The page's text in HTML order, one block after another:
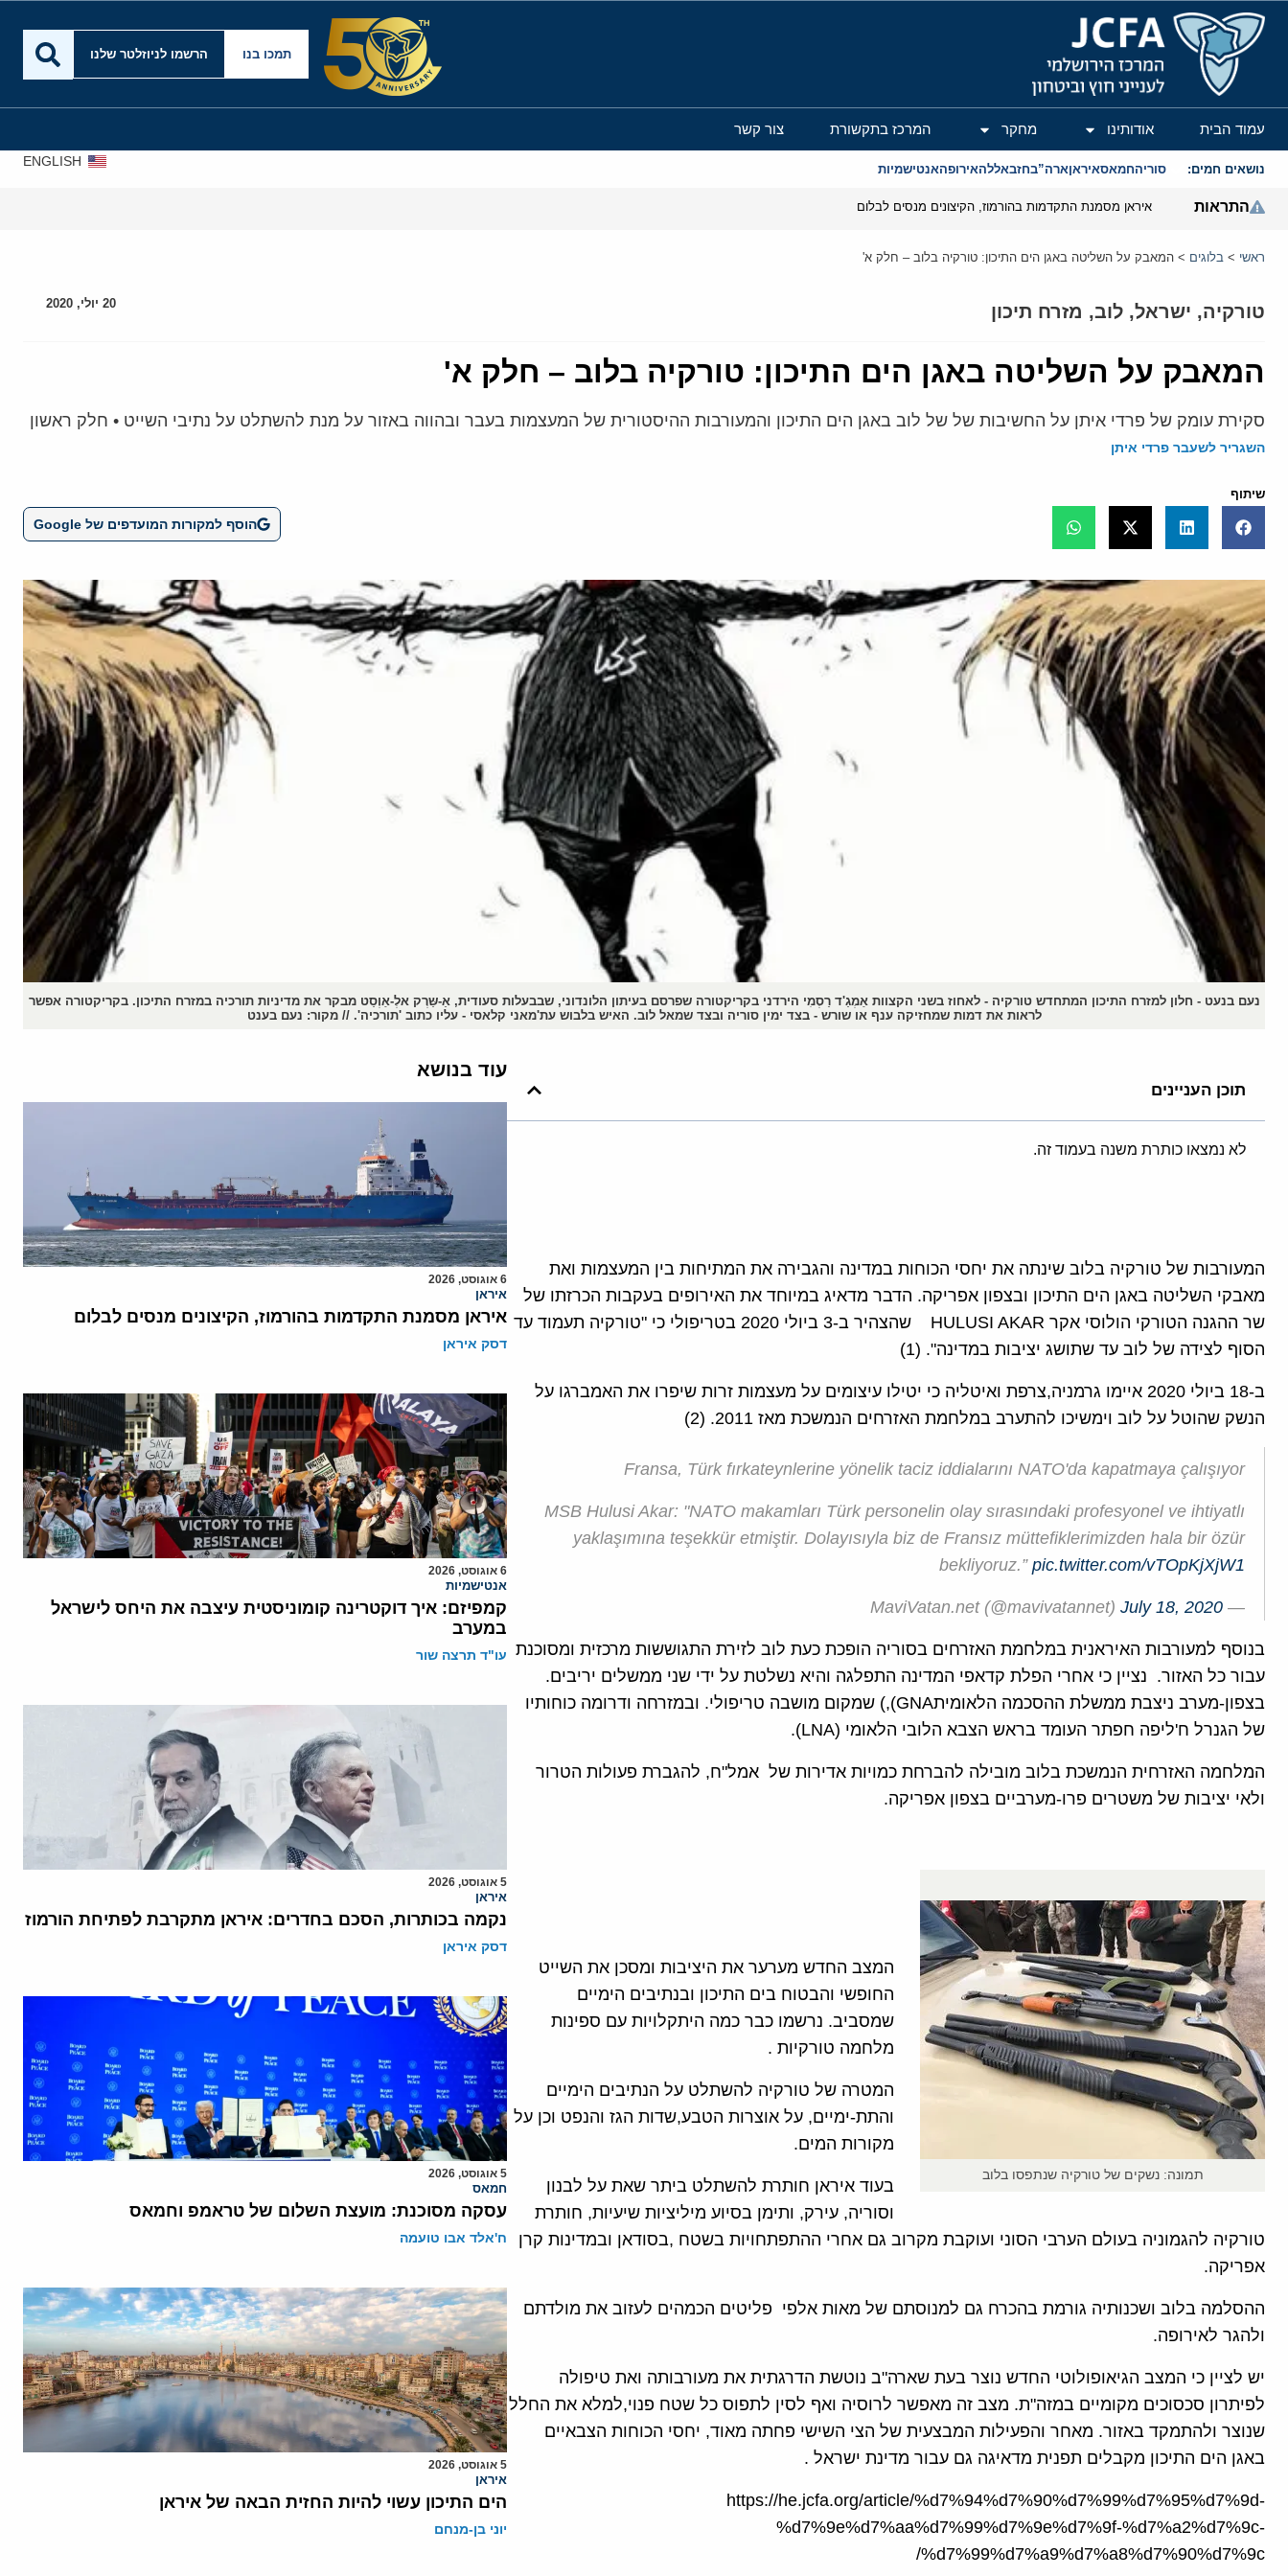
המרכז הירושלמי לענייני חוץ וביטחון
תמכו בנו הרשמו לניוזלטר שלנו
עמוד הבית אודותינו מחקר המרכז בתקשורת צור קשר
נושאים חמים: סוריהחמאסאיראןארה”בחזבאללהאירופהאנטישמיות
ENGLISH
התראות איראן מסמנת התקדמות בהורמוז, הקיצונים מנסים לבלום
ראשי > בלוגים > המאבק על השליטה באגן הים התיכון: טורקיה בלוב – חלק א'
טורקיה, ישראל, לוב, מזרח תיכון 20 יולי, 2020
המאבק על השליטה באגן הים התיכון: טורקיה בלוב – חלק א'
סקירת עומק של פרדי איתן על החשיבות של של לוב באגן הים התיכון והמעורבות ההיסטורית של המעצמות בעבר ובהווה באזור על מנת להשתלט על נתיבי השייט • חלק ראשון
השגריר לשעבר פרדי איתן
שיתוף
הוסף למקורות המועדפים של Google
נעם בנעט - חלון למזרח התיכון המתחדש טורקיה - לאחוז בשני הקצוות אַמְגַ'ד רַסְמִי הירדני בקריקטורה שפרסם בעיתון הלונדוני, שבבעלות סעודית, אַ-שַּרְק אלְ-אַוְסַט מבקר את מדיניות תורכיה במזרח התיכון. בקריקטורה אפשר
לראות את דמות שמחזיקה ענף או שורש - בצד ימין סוריה ובצד שמאל לוב. האיש בלבוש עת'מאני קלאסי - עליו כתוב 'תורכיה'. // מקור: נעם בענט
תוכן העניינים
לא נמצאו כותרת משנה בעמוד זה.
המעורבות של טורקיה בלוב שינתה את יחסי הכוחות במדינה והגבירה את המתיחות בין המעצמות ואת
מאבקי השליטה באגן הים התיכון ובצפון אפריקה. הדבר מדאיג במיוחד את האירופים בעקבות הכרזתו של
שר ההגנה הטורקי הולוסי אקר HULUSI AKAR שהצהיר ב-3 ביולי 2020 בטריפולי כי "טורקיה תעמוד עד
הסוף לצידה של לוב עד שתושג יציבות במדינה". (1)
ב-18 ביולי 2020 איימו גרמניה,צרפת ואיטליה כי יטילו עיצומים על מעצמות זרות שיפרו את האמברגו על
הנשק שהוטל על לוב וימשיכו להתערב במלחמת האזרחים הנמשכת מאז 2011. (2)
Fransa, Türk fırkateynlerine yönelik taciz iddialarını NATO'da kapatmaya çalışıyor
MSB Hulusi Akar: "NATO makamları Türk personelin olay sırasındaki profesyonel ve ihtiyatlı
yaklaşımına teşekkür etmiştir. Dolayısıyla biz de Fransız müttefiklerimizden hala bir özür
bekliyoruz.” pic.twitter.com/vTOpKjXjW1
— MaviVatan.net (@mavivatannet)
July 18, 2020
בנוסף למעורבות האיראנית במלחמת האזרחים בסוריה הופכת כעת לוב לזירת התגוששות מרכזית ומסוכנת
עבור כל האזור. נציין כי אחרי הפלת קדאפי המדינה התפלגה והיא נשלטת על ידי שני ממשלים יריבים.
בצפון-מערב ניצבת ממשלת ההסכמה הלאומיתGNA),) שמקום מושבה טריפולי. ובמזרחה ודרומה כוחותיו
של הגנרל ח'ליפה חפתר העומד בראש הצבא הלובי הלאומי (LNA).
המלחמה האזרחית הנמשכת בלוב מובילה להברחת כמויות אדירות של אמל"ח, להגברת פעולות הטרור
ולאי יציבות של משטרים פרו-מערביים בצפון אפריקה.
תמונה: נשקים של טורקיה שנתפסו בלוב
המצב החדש מערער את היציבות ומסכן את השייט
החופשי והבטוח בים התיכון ובנתיבים הימיים
שמסביב. נרשמו כבר כמה היתקלויות עם ספינות
מלחמה טורקיות .
המטרה של טורקיה להשתלט על הנתיבים הימיים
והתת-ימיים, על אוצרות הטבע,שדות הגז והנפט וכן על
מקורות המים.
בעוד איראן חותרת להשתלט ביתר שאת על לבנון
וסוריה, עירק, ותימן בסיוע מיליציות שיעיות, חותרת
טורקיה להגמוניה בעולם הערבי הסוני ועוקבת מקרוב גם אחרי ההתפתחויות בשטח ,בסודאן ובמדינות קרן
אפריקה.
ההסלמה בלוב ושכנותיה גורמת בהכרח גם למנוסתם של מאות אלפי פליטים הכמהים לעזוב את מולדתם
ולהגר לאירופה.
יש לציין כי המצב הגיאופולוטי החדש נוצר בעת שארה"ב נוטשת הדרגתית את מעורבותה ואת טיפולה
לפיתרון סכסוכים מקומיים במזה"ת. מצב זה מאפשר לרוסיה ואף לסין לתפוס כל שטח פנוי,למלא את החלל
שנוצר ולהתמקד באזור. מאחר והפעילות המבצעית של הצי השישי פחתה מאוד, יחסי הכוחות הצבאיים
באגן הים התיכון מקבלים תפנית מדאיגה גם עבור מדינת ישראל .
https://he.jcfa.org/article/%d7%94%d7%90%d7%99%d7%95%d7%9d-
%d7%9e%d7%aa%d7%99%d7%9e%d7%9f-%d7%a2%d7%9c-
%d7%99%d7%a9%d7%a8%d7%90%d7%9c/
עוד בנושא
6 אוגוסט, 2026
איראן
איראן מסמנת התקדמות בהורמוז, הקיצונים מנסים לבלום
דסק איראן
6 אוגוסט, 2026
אנטישמיות
קמפיזם: איך דוקטרינה קומוניסטית עיצבה את היחס לישראל
במערב
עו"ד תרצה שור
5 אוגוסט, 2026
איראן
נקמה בכותרות, הסכם בחדרים: איראן מתקרבת לפתיחת הורמוז
דסק איראן
5 אוגוסט, 2026
חמאס
עסקה מסוכנת: מועצת השלום של טראמפ וחמאס
ח'אלד אבו טועמה
5 אוגוסט, 2026
איראן
הים התיכון עשוי להיות החזית הבאה של איראן
יוני בן-מנחם